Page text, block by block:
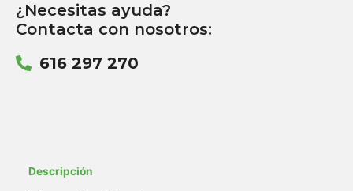
¿Necesitas ayuda?
Contacta con nosotros:
616 297 270
Descripción